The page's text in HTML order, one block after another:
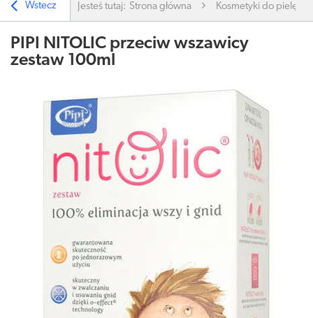
Wstecz Jesteś tutaj: Strona główna Kosmetyki do
PIPI NITOLIC przeciw wszawicy
zestaw 100ml